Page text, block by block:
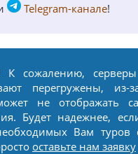
Telegram-канале!
К сожалению, серверы
перегружены, из-
не отображать
Будет надежнее,
Вам туров
оставьте нам заявку